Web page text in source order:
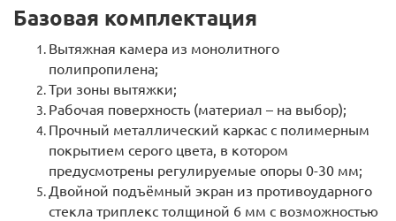
Базовая комплектация
Вытяжная камера из монолитного
полипропилена;
Три зоны вытяжки;
Рабочая поверхность (материал – на выбор);
Прочный металлический каркас с полимерным
покрытием серого цвета, в котором
предусмотрены регулируемые опоры 0-30 мм;
Двойной подъёмный экран из противоударного
стекла триплекс толщиной 6 мм с возможностью